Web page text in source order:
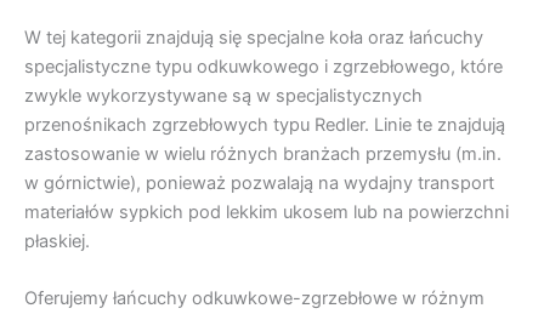
W tej kategorii znajdują się specjalne koła oraz łańcuchy
specjalistyczne typu odkuwkowego i zgrzebłowego, które
zwykle wykorzystywane są w specjalistycznych
przenośnikach zgrzebłowych typu Redler. Linie te znajdują
zastosowanie w wielu różnych branżach przemysłu (m.in.
w górnictwie), ponieważ pozwalają na wydajny transport
materiałów sypkich pod lekkim ukosem lub na powierzchni
płaskiej.
Oferujemy łańcuchy odkuwkowe-zgrzebłowe w różnym